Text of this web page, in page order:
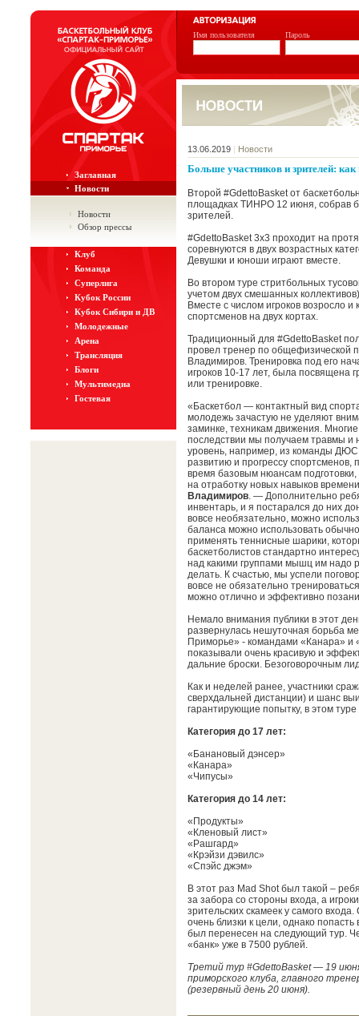
Имя пользователя Пароль
Заглавная
Новости
Новости
Обзор прессы
Клуб
Команда
Суперлига
Кубок России
Кубок Сибири и ДВ
Молодежные
Арена
Трансляция
Блоги
Мультимедиа
Гостевая
13.06.2019 | Новости
Больше участников и зрителей:
Второй #GdettoBasket от
площадках ТИНРО 12 июня, собрав
зрителей.
#GdettoBasket 3х3 проходит на
соревнуются в двух возрастных
Девушки и юноши играют вместе.
Во втором туре стритбольных
учетом двух смешанных
Вместе с числом игроков возросло
спортсменов на двух кортах.
Традиционный для #GdettoBasket
провел тренер по общефизической
Владимиров. Тренировка под его
игроков 10-17 лет, была посвящена
или тренировке.
«Баскетбол — контактный вид
молодежь зачастую не уделяют
заминке, техникам движения.
последствии мы получаем травмы и
уровень, например, из команды
развитию и прогрессу
время базовым нюансам подготовки,
на отработку новых навыков
Владимиров. — Дополнительно
инвентарь, и я постарался до них
вовсе необязательно, можно
баланса можно использовать
применять теннисные шарики,
баскетболистов стандартно
над какими группами мышц им надо
делать. К счастью, мы успели
вовсе не обязательно
можно отлично и эффективно
Немало внимания публики в этот
развернулась нешуточная борьба
Приморье» - командами «Канара» и
показывали очень красивую и
дальние броски. Безоговорочным
Как и неделей ранее, участники
сверхдальней дистанции) и шанс
гарантирующие попытку, в этом
Категория до 17 лет:
«Банановый дэнсер»
«Канара»
«Чипусы»
Категория до 14 лет:
«Продукты»
«Кленовый лист»
«Рашгард»
«Крэйзи дэвилс»
«Спэйс джэм»
В этот раз Mad Shot был такой –
за забора со стороны входа, а
зрительских скамеек у самого
очень близки к цели, однако
был перенесен на следующий тур.
«банк» уже в 7500 рублей.
Третий тур #GdettoBasket — 19
приморского клуба, главного
(резервный день 20 июня).